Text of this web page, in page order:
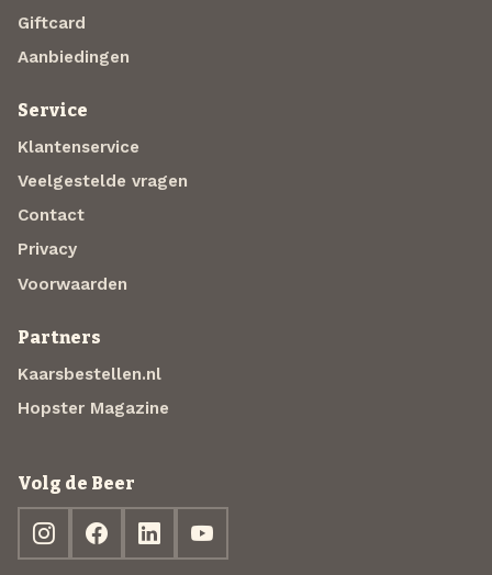
Giftcard
Aanbiedingen
Service
Klantenservice
Veelgestelde vragen
Contact
Privacy
Voorwaarden
Partners
Kaarsbestellen.nl
Hopster Magazine
Volg de Beer